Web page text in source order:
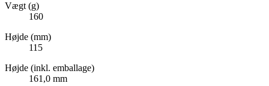
Vægt (g)
160
Højde (mm)
115
Højde (inkl. emballage)
161,0 mm